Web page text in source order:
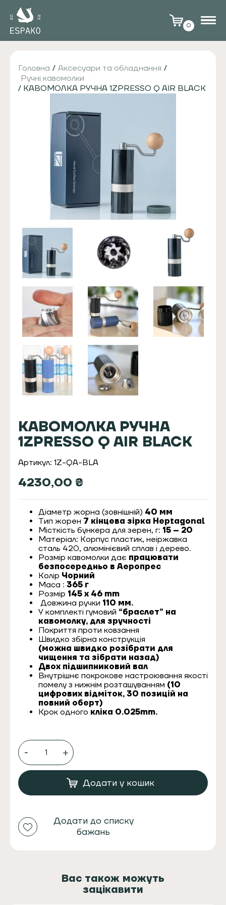
0
Головна / Аксесуари та обладнання /
Ручні кавомолки
/ КАВОМОЛКА РУЧНА 1ZPRESSO Q AIR BLACK
КАВОМОЛКА РУЧНА
1ZPRESSO Q AIR BLACK
Артикул: 1Z-QA-BLA
4230,00 ₴
Діаметр жорна (зовнішній) 40 мм
Тип жорен 7 кінцева зірка Heptagonal
Місткість бункера для зерен, г: 15 – 20
Матеріал: Корпус пластик, неіржавка
сталь 420, алюмінієвий сплав і дерево.
Розмір кавомолки дає працювати
безпосередньо в Аеропрес
Колір Чорний
Маса : 365 г
Розмір 145 x 46 mm
Довжина ручки 110 мм.
У комплекті гумовий “браслет” на
кавомолку, для зручності
Покриття проти ковзання
Швидко збірна конструкція
(можна швидко розібрати для
чищення та зібрати назад)
Двох підшипниковий вал
Внутрішнє покрокове настроювання якості
помелу з нижнім розташуванням (10
цифрових відміток, 30 позицій на
повний оберт)
Крок одного кліка 0.025mm.
КАВОМОЛКА
РУЧНА
1ZPRESSO
Q
AIR
BLACK
Додати у кошик
Додати до списку
бажань
Вас також можуть
зацікавити